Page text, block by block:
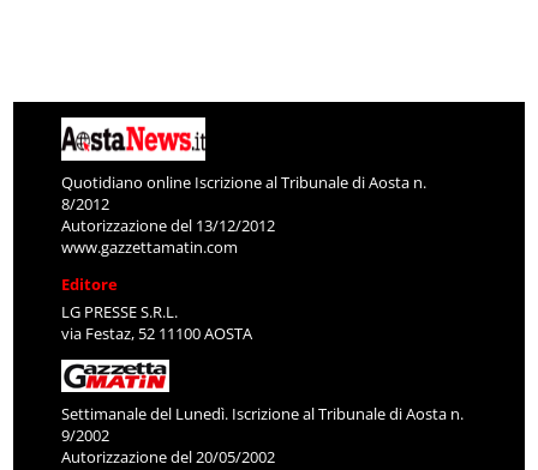
Quotidiano online Iscrizione al Tribunale di Aosta n.
8/2012
Autorizzazione del 13/12/2012
www.gazzettamatin.com
Editore
LG PRESSE S.R.L.
via Festaz, 52 11100 AOSTA
Settimanale del Lunedì. Iscrizione al Tribunale di Aosta n.
9/2002
Autorizzazione del 20/05/2002